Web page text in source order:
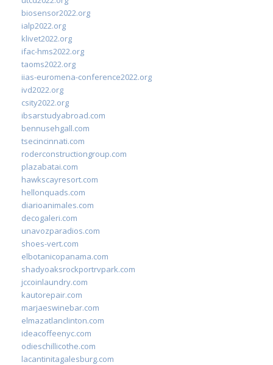
biosensor2022.org
ialp2022.org
klivet2022.org
ifac-hms2022.org
taoms2022.org
iias-euromena-conference2022.org
ivd2022.org
csity2022.org
ibsarstudyabroad.com
bennusehgall.com
tsecincinnati.com
roderconstructiongroup.com
plazabatai.com
hawkscayresort.com
hellonquads.com
diarioanimales.com
decogaleri.com
unavozparadios.com
shoes-vert.com
elbotanicopanama.com
shadyoaksrockportrvpark.com
jccoinlaundry.com
kautorepair.com
marjaeswinebar.com
elmazatlanclinton.com
ideacoffeenyc.com
odieschillicothe.com
lacantinitagalesburg.com